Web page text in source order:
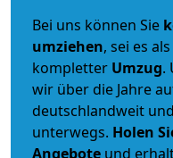
Bei uns können Sie
umziehen, sei es als
kompletter Umzug.
wir über die Jahre
deutschlandweit
unterwegs. Holen
Angebote und